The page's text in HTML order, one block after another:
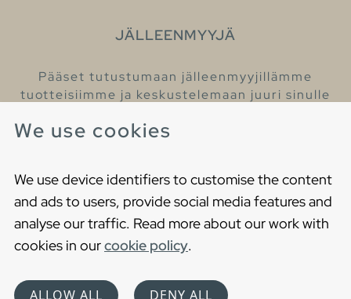
We use cookies
We use device identifiers to customise the content
and ads to users, provide social media features and
analyse our traffic. Read more about our work with
cookies in ourcookie policy.
ALLOW ALL DENY ALL
JÄLLEENMYYJÄ
Pääset tutustumaan jälleenmyyjillämme
tuotteisiimme ja keskustelemaan juuri sinulle
Cookies
Privacy statement